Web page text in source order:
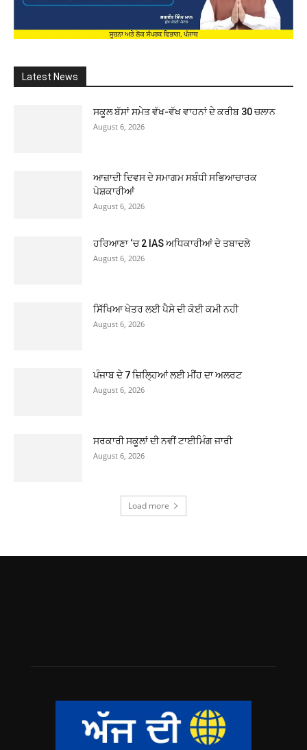
Latest News
ਸਕੂਲ ਬੱਸਾਂ ਸਮੇਤ ਵੱਖ-ਵੱਖ ਵਾਹਨਾਂ ਦੇ ਕਰੀਬ 30 ਚਲਾਨ
August 6, 2026
ਆਜ਼ਾਦੀ ਦਿਵਸ ਦੇ ਸਮਾਗਮ ਸਬੰਧੀ ਸਭਿਆਚਾਰਕ
ਪੇਸ਼ਕਾਰੀਆਂ
August 6, 2026
ਹਰਿਆਣਾ ‘ਚ 2 IAS ਅਧਿਕਾਰੀਆਂ ਦੇ ਤਬਾਦਲੇ
August 6, 2026
ਸਿੱਖਿਆ ਖੇਤਰ ਲਈ ਪੈਸੇ ਦੀ ਕੋਈ ਕਮੀ ਨਹੀ
August 6, 2026
ਪੰਜਾਬ ਦੇ 7 ਜ਼ਿਲ੍ਹਿਆਂ ਲਈ ਮੀਂਹ ਦਾ ਅਲਰਟ
August 6, 2026
ਸਰਕਾਰੀ ਸਕੂਲਾਂ ਦੀ ਨਵੀਂ ਟਾਈਮਿੰਗ ਜਾਰੀ
August 6, 2026
Load more